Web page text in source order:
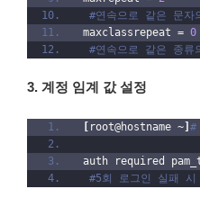
키
선
택
#연속으로 같은 문자
maxclassrepeat = 0
#연속으로 같은 종
3. 계정 임계 값 설정
[ root@hostname ~] #
auth required
#5회 로그인 실패 시